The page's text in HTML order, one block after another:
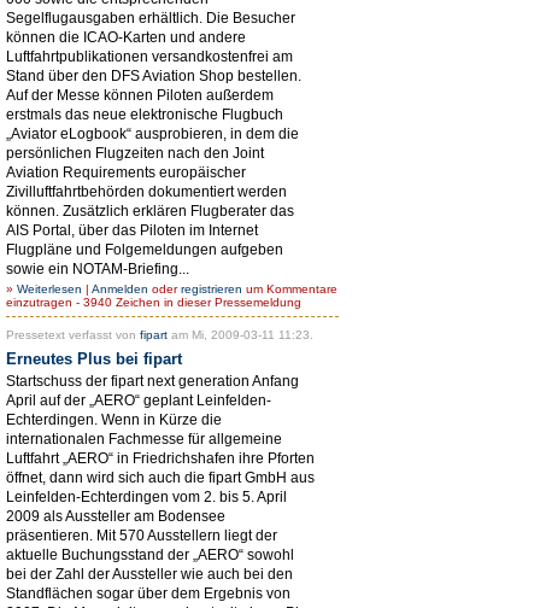
Segelflugausgaben erhältlich. Die Besucher
können die ICAO-Karten und andere
Luftfahrtpublikationen versandkostenfrei am
Stand über den DFS Aviation Shop bestellen.
Auf der Messe können Piloten außerdem
erstmals das neue elektronische Flugbuch
„Aviator eLogbook“ ausprobieren, in dem die
persönlichen Flugzeiten nach den Joint
Aviation Requirements europäischer
Zivilluftfahrtbehörden dokumentiert werden
können. Zusätzlich erklären Flugberater das
AIS Portal, über das Piloten im Internet
Flugpläne und Folgemeldungen aufgeben
sowie ein NOTAM-Briefing...
» Weiterlesen | Anmelden oderregistrieren um Kommentare
einzutragen - 3940 Zeichen in dieser Pressemeldung
Pressetext verfasst von fipart am Mi, 2009-03-11 11:23.
Erneutes Plus bei fipart
Startschuss der fipart next generation Anfang
April auf der „AERO“ geplant Leinfelden-
Echterdingen. Wenn in Kürze die
internationalen Fachmesse für allgemeine
Luftfahrt „AERO“ in Friedrichshafen ihre Pforten
öffnet, dann wird sich auch die fipart GmbH aus
Leinfelden-Echterdingen vom 2. bis 5. April
2009 als Aussteller am Bodensee
präsentieren. Mit 570 Ausstellern liegt der
aktuelle Buchungsstand der „AERO“ sowohl
bei der Zahl der Aussteller wie auch bei den
Standflächen sogar über dem Ergebnis von